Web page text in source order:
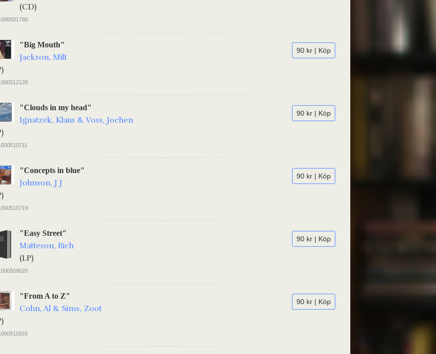
(CD)
90 kr | Köp
"Big Mouth"
Jackson, Milt
90 kr | Köp
"Clouds in my head"
Ignatzek, Klaus & Voss, Jochen
90 kr | Köp
"Concepts in blue"
Johnson, J J
90 kr | Köp
"Easy Street"
Matteson, Rich
(LP)
90 kr | Köp
"From A to Z"
Cohn, Al & Sims, Zoot